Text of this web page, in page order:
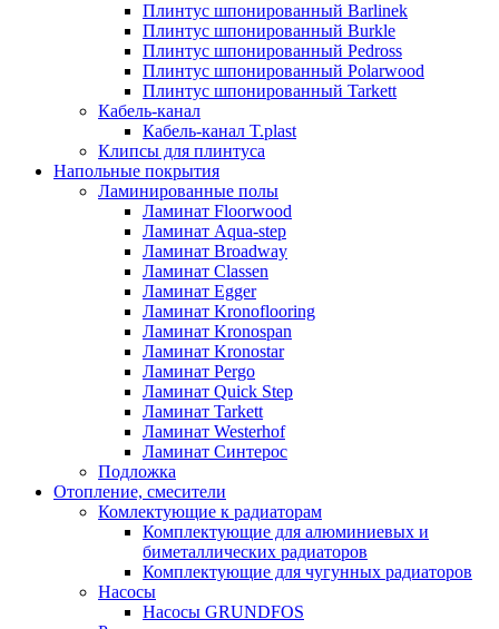
Плинтус шпонированный Barlinek
Плинтус шпонированный Burkle
Плинтус шпонированный Pedross
Плинтус шпонированный Polarwood
Плинтус шпонированный Tarkett
Кабель-канал
Кабель-канал T.plast
Клипсы для плинтуса
Напольные покрытия
Ламинированные полы
Ламинат Floorwood
Ламинат Aqua-step
Ламинат Broadway
Ламинат Classen
Ламинат Egger
Ламинат Kronoflooring
Ламинат Kronospan
Ламинат Kronostar
Ламинат Pergo
Ламинат Quick Step
Ламинат Tarkett
Ламинат Westerhof
Ламинат Синтерос
Подложка
Отопление, смесители
Комлектующие к радиаторам
Комплектующие для алюминиевых и
биметаллических радиаторов
Комплектующие для чугунных радиаторов
Насосы
Насосы GRUNDFOS